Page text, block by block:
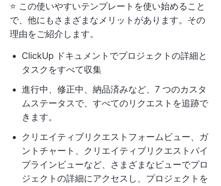
⭐ この使いやすいテンプレートを使い始めること
で、他にもさまざまなメリットがあります。その
理由をご紹介します。
ClickUp ドキュメントでプロジェクトの詳細と
タスクをすべて収集
進行中、修正中、納品済みなど、7 つのカスタ
ムステータスで、すべてのリクエストを追跡で
きます。
クリエイティブリクエストフォームビュー、ガ
ントチャート、クリエイティブリクエストパイ
プラインビューなど、さまざまなビューでプロ
ジェクトの詳細にアクセスし、プロジェクトを